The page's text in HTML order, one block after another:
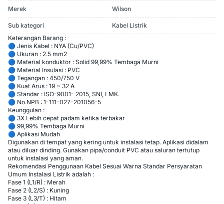
Merek Wilson
Sub kategori
Kabel Listrik
Keterangan Barang :
🔵 Jenis Kabel : NYA (Cu/PVC)
🔵 Ukuran : 2.5 mm2
🔵 Material konduktor : Solid 99,99% Tembaga Murni
🔵 Material Insulasi : PVC
🔵 Tegangan : 450/750 V
🔵 Kuat Arus : 19 ~ 32 A
🔵 Standar : ISO-9001- 2015, SNI, LMK.
🔵 No.NPB : 1-111-027-201056-5
Keunggulan :
🔵 3X Lebih cepat padam ketika terbakar
🔵 99,99% Tembaga Murni
🔵 Aplikasi Mudah
Digunakan di tempat yang kering untuk instalasi tetap. Aplikasi didalam
atau diluar dinding. Gunakan pipa/conduit PVC atau saluran tertutup
untuk instalasi yang aman.
Rekomendasi Penggunaan Kabel Sesuai Warna Standar Persyaratan
Umum Instalasi Listrik adalah :
Fase 1 (L1/R) : Merah
Fase 2 (L2/S) : Kuning
Fase 3 (L3/T) : Hitam